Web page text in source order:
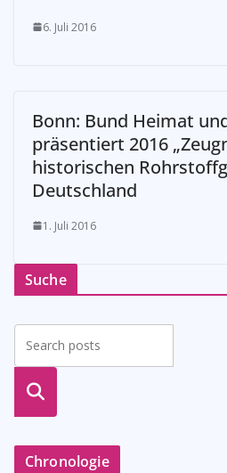
6. Juli 2016
Bonn: Bund Heimat
präsentiert 2016
historischen
Deutschland
1. Juli 2016
Suche
suche
n
Chronologie